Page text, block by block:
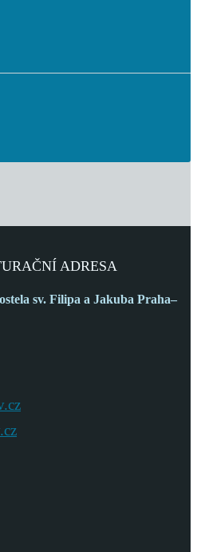
ADRESA
sv. Filipa a Jakuba Praha–